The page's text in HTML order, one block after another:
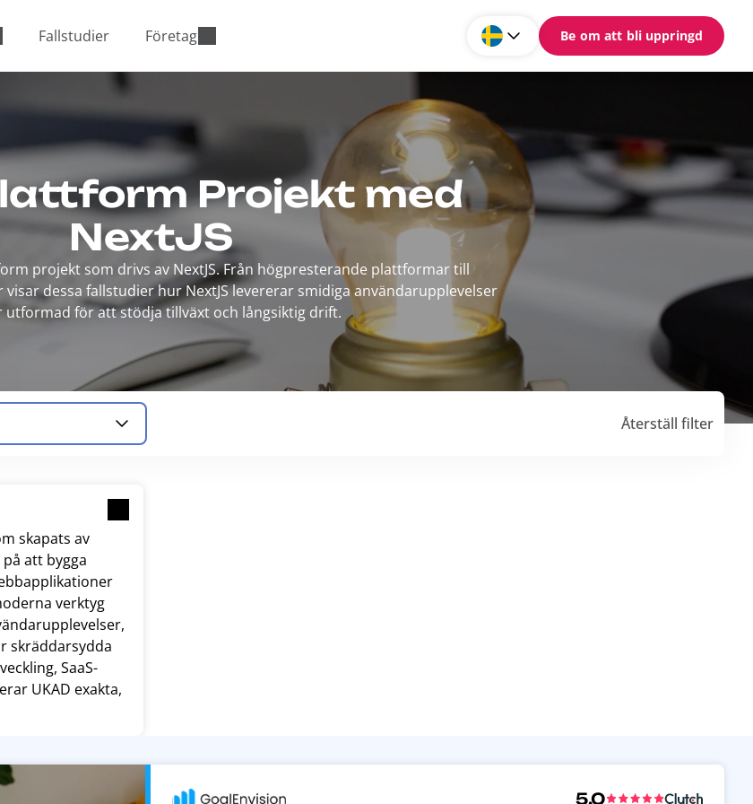
Fallstudier Företag Be om att bli uppringd
Projekt med
NextJS
projekt som drivs av NextJS. Från högpresterande plattformar till
dessa fallstudier hur NextJS levererar smidiga användarupplevelser
utformad för att stödja tillväxt och långsiktig drift.
Återställ filter
skapats av
att bygga
verktyg
skräddarsydda
SaaS-
UKAD exakta,
5,0